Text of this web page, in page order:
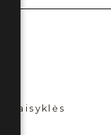
taisyklės